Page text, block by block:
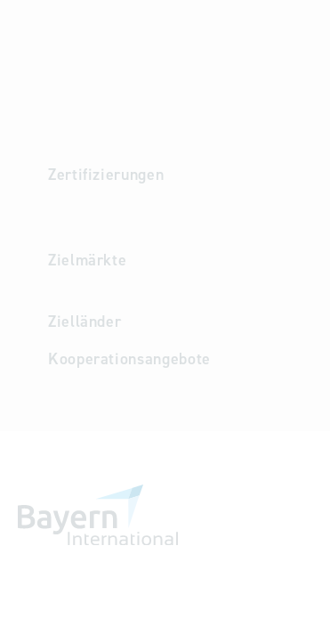
Zertifizierungen
Zielmärkte
Zielländer
Kooperationsangebote